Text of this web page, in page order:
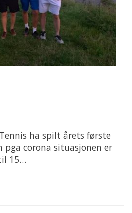
ha spilt årets første
pga corona situasjonen er
15…